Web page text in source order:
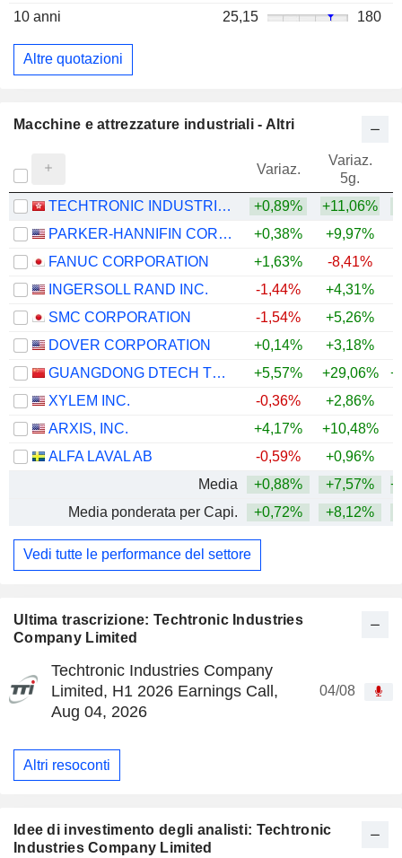
Ultima trascrizione: Techtronic Industries
Company Limited
Techtronic Industries Company
Limited, H1 2026 Earnings Call,
Aug 04, 2026
04/08
Altri resoconti
Idee di investimento degli analisti: Techtronic
Industries Company Limited
10 anni 25,15 180
Altre quotazioni
Macchine e attrezzature industriali - Altri
Variaz.
Variaz.
5g.
TECHTRONIC INDUSTRIES COMPANY LIMITED +0,89% +11,06%
PARKER-HANNIFIN CORPORATION
+0,38% +9,97%
FANUC CORPORATION
+1,63% -8,41%
INGERSOLL RAND INC.
-1,44% +4,31%
SMC CORPORATION
-1,54% +5,26%
DOVER CORPORATION
+0,14% +3,18%
GUANGDONG DTECH TECHNOLOGY CO., LTD.
+5,57% +29,06%
XYLEM INC.
-0,36% +2,86%
ARXIS, INC.
+4,17%
+10,48%
ALFA LAVAL AB
-0,59% +0,96%
Media
+0,88% +7,57%
Media ponderata per Capi.
+0,72% +8,12%
Vedi tutte le performance del settore